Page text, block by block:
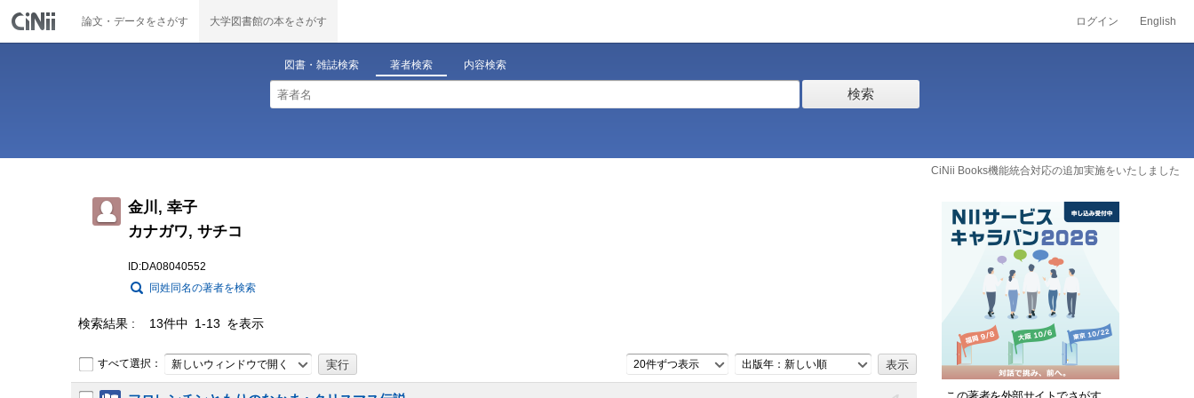
論文・データをさがす 大学図書館の本をさがす ログイン English
図書・雑誌検索 著者検索 内容検索
検索
CiNii Books機能統合対応の追加実施をいたしました
金川, 幸子
カナガワ, サチコ
ID:DA08040552
同姓同名の著者を検索
検索結果 13件中 1-13 を表示
すべて選択： 新しいウィンドウで開く 20件ずつ表示 出版年：新しい順